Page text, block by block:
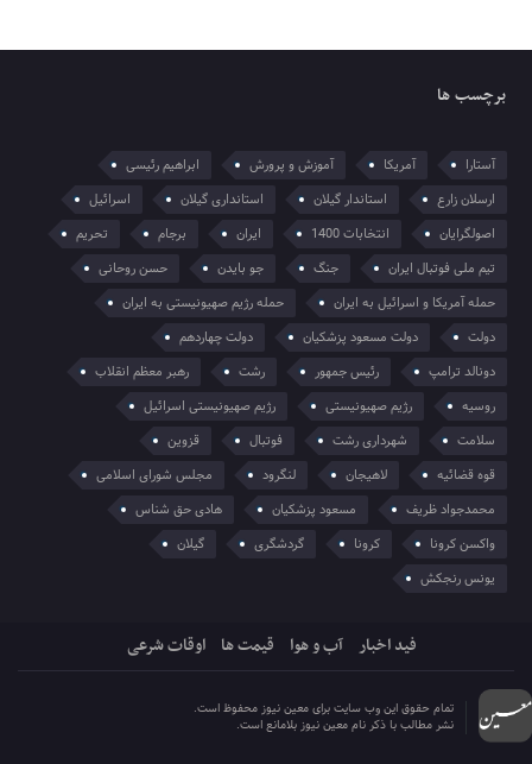
برچسب ها
آستارا آمریکا آموزش و پرورش
ابراهیم رئیسی
ارسلان زارع
استاندار گیلان استانداری گیلان
اسرائیل
اصولگرایان
انتخابات 1400 ایران برجام
تحریم
تیم ملی فوتبال ایران
جنگ جو بایدن
حسن روحانی
حمله آمریکا و اسرائیل به ایران
حمله رژیم صهیونیستی به ایران
دولت
دولت مسعود پزشکیان
دولت چهاردهم
دونالد ترامپ
رئیس جمهور رشت
رهبر معظم انقلاب
روسیه
رژیم صهیونیستی
رژیم صهیونیستی اسرائیل
سلامت
شهرداری رشت فوتبال
قزوین
قوه قضائیه
لاهیجان لنگرود
مجلس شورای اسلامی
محمدجواد ظریف
مسعود پزشکیان
هادی حق شناس
واکسن کرونا
کرونا گردشگری
گیلان
یونس رنجکش
فید اخبار آب و هوا قیمت ها اوقات شرعی
تمام حقوق این وب سایت برای معین نیوز محفوظ است.
نشر مطالب با ذکر نام معین نیوز بلامانع است.